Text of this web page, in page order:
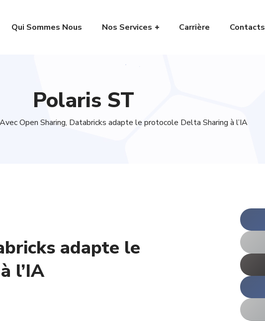
Qui Sommes Nous Nos Services Carrière Contacts
Polaris ST
Avec Open Sharing, Databricks adapte le protocole Delta Sharing à l’IA
adapte le
l’IA